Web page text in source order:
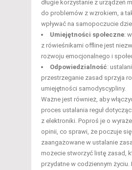
długie korzystanie z urządzeń
do problemów z wzrokiem, a
wpływać na samopoczucie
Umiejętności społeczne:
z rówieśnikami offline jest
rozwoju emocjonalnego i
Odpowiedzialność:
przestrzeganie zasad sprzyja
umiejętności samodyscypliny.
Ważne jest również, aby
proces ustalania reguł
z elektroniki. Poproś je o
opinii, co sprawi, że poczuje
zaangażowane w ustalanie
możecie stworzyć listę zasad,
przydatne w codziennym życiu.